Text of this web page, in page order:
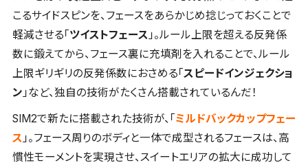
こるサイドスピンを、フェースをあらかじめ捻じっておくことで
軽減させる「ツイストフェース 」。ルール上限を超える反発係
数に鍛えてから、フェース裏に充填剤を入れることで、ルール
上限ギリギリの反発係数におさめる「スピードインジェクショ
ン 」など、独自の技術がたくさん搭載されているんだ！
SIM2で新たに搭載された技術が、「ミルドバックカップフェー
ス 」。フェース周りのボディと一体で成型されるフェースは、高
慣性モーメントを実現させ、スイートエリアの拡大に成功して